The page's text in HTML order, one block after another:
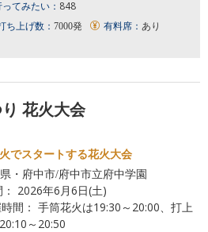
てみたい： 848
ち上げ数： 7000発 有料席： あり
花火大会
でスタートする花火大会
・府中市/府中市立府中学園
2026年6月6日(土)
間： 手筒花火は19:30～20:00、打上
～20:50